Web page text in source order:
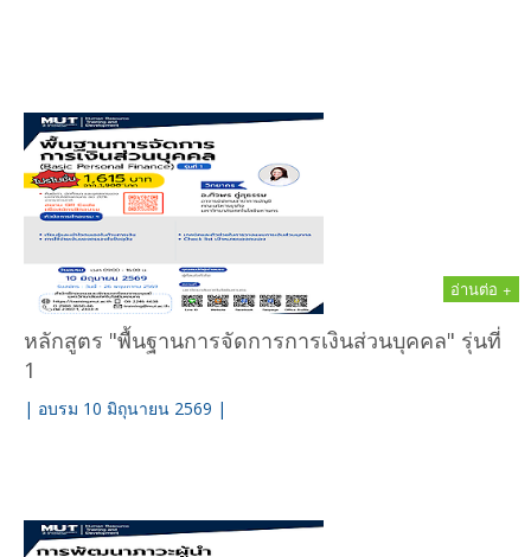
อ่านต่อ +
หลักสูตร "พื้นฐานการจัดการการเงินส่วนบุคคล" รุ่นที่
1
| อบรม 10 มิถุนายน 2569 |